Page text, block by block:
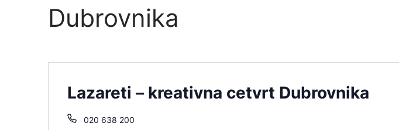
Dubrovnika
Lazareti – kreativna cetvrt Dubrovnika
020 638 200